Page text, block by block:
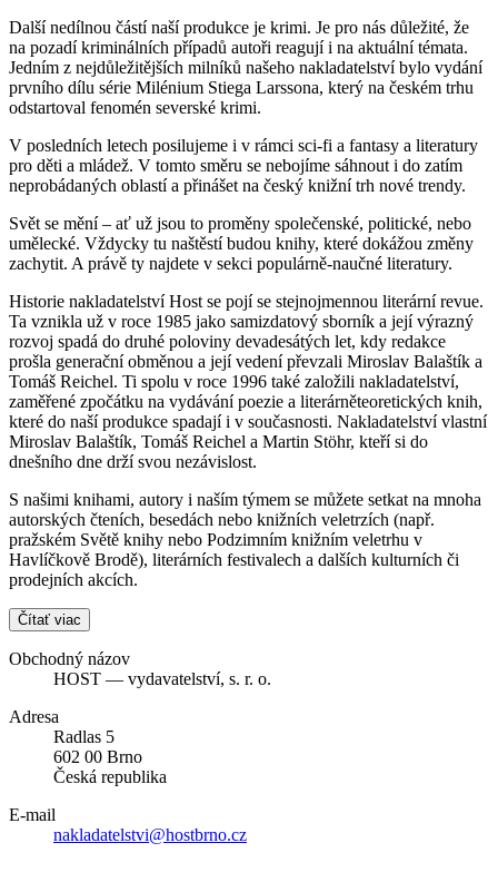
Další nedílnou částí naší produkce je krimi. Je pro nás důležité, že
na pozadí kriminálních případů autoři reagují i na aktuální témata.
Jedním z nejdůležitějších milníků našeho nakladatelství bylo vydání
prvního dílu série Milénium Stiega Larssona, který na českém trhu
odstartoval fenomén severské krimi.
V posledních letech posilujeme i v rámci sci-fi a fantasy a literatury
pro děti a mládež. V tomto směru se nebojíme sáhnout i do zatím
neprobádaných oblastí a přinášet na český knižní trh nové trendy.
Svět se mění – ať už jsou to proměny společenské, politické, nebo
umělecké. Vždycky tu naštěstí budou knihy, které dokážou změny
zachytit. A právě ty najdete v sekci populárně-naučné literatury.
Historie nakladatelství Host se pojí se stejnojmennou literární revue.
Ta vznikla už v roce 1985 jako samizdatový sborník a její výrazný
rozvoj spadá do druhé poloviny devadesátých let, kdy redakce
prošla generační obměnou a její vedení převzali Miroslav Balaštík a
Tomáš Reichel. Ti spolu v roce 1996 také založili nakladatelství,
zaměřené zpočátku na vydávání poezie a literárněteoretických knih,
které do naší produkce spadají i v současnosti. Nakladatelství vlastní
Miroslav Balaštík, Tomáš Reichel a Martin Stöhr, kteří si do
dnešního dne drží svou nezávislost.
S našimi knihami, autory i naším týmem se můžete setkat na mnoha
autorských čteních, besedách nebo knižních veletrzích (např.
pražském Světě knihy nebo Podzimním knižním veletrhu v
Havlíčkově Brodě), literárních festivalech a dalších kulturních či
prodejních akcích.
Čítať viac
Obchodný názov
HOST — vydavatelství, s. r. o.
Adresa
Radlas 5
602 00 Brno
Česká republika
E-mail
nakladatelstvi@hostbrno.cz